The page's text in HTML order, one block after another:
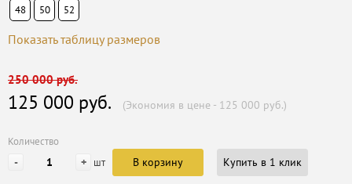
48
50 52
Показать таблицу размеров
250 000 руб.
125 000 руб. (Экономия в цене - 125 000 руб.)
Количество
- + шт В корзину Купить в 1 клик